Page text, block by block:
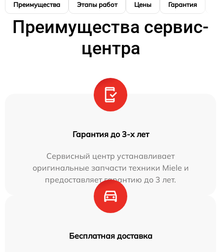
Преимущества Этапы работ Цены Гарантия
Преимущества сервис-
центра
Гарантия до 3-х лет
Сервисный центр устанавливает
оригинальные запчасти техники Miele и
предоставляет гарантию до 3 лет.
Бесплатная доставка